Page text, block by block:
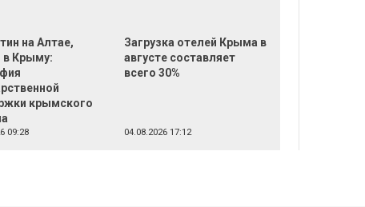
на Алтае,
в Крыму:
крымского
09:28
Загрузка отелей Крыма в
августе составляет
всего 30%
04.08.2026 17:12